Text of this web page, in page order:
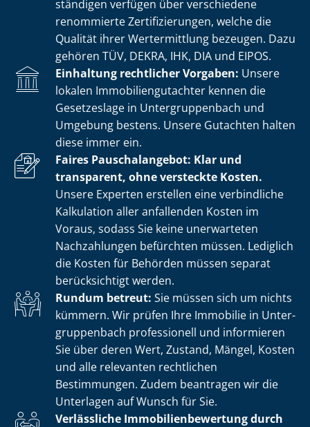
stän­di­gen verfügen über verschiedene
renommierte Zer­ti­fi­zie­run­gen, welche die
Qualität ihrer Wertermittlung bezeugen. Dazu
gehören TÜV, DEKRA, IHK, DIA und EIPOS.
Einhaltung rechtlicher Vorgaben: Unsere
lokalen Im­mo­bi­li­en­gut­ach­ter kennen die
Gesetzeslage in Un­ter­grup­pen­bach und
Umgebung bestens. Unsere Gutachten halten
diese immer ein.
Faires Pauschalangebot: Klar und
transparent, ohne versteckte Kosten.
Unsere Experten erstellen eine verbindliche
Kalkulation aller anfallenden Kosten im
Voraus, sodass Sie keine unerwarteten
Nachzahlungen befürchten müssen. Lediglich
die Kosten für Behörden müssen separat
berücksichtigt werden.
Rundum betreut: Sie müssen sich um nichts
kümmern. Wir prüfen Ihre Immobilie in Un­ter­
grup­pen­bach professionell und informieren
Sie über deren Wert, Zustand, Mängel, Kosten
und alle relevanten rechtlichen
Bestimmungen. Zudem beantragen wir die
Unterlagen auf Wunsch für Sie.
Verlässliche Im­mo­bi­li­en­be­wer­tung durch